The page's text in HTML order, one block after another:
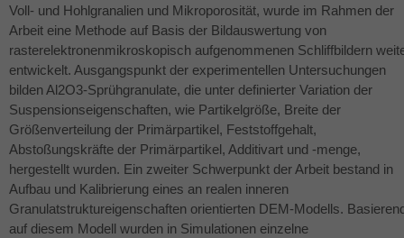
Voll- und Hohlgranalien und Mikroporosität, wurde im Rahmen der
Arbeit eine Methode auf Basis der Bildauswertung von
rasterelektronenmikroskopisch aufgenommenen Schliffbildern
entwickelt. Ausgangspunkt der experimentellen Untersuchungen
bilden Al2O3-Sprühgranulate, die unter definierter Variation der
Suspensionseigenschaften, wie Partikelgröße, Breite der
Größenverteilung der Primärpartikel, Feststoffgehalt,
Abstoßungskräfte der Primärpartikel, Additivart und -menge,
hergestellt wurden. Ein zweiter Schwerpunkt der Arbeit bestand in
Aufbau und Kalibrierung eines an realen inneren
Granulatstruktureigenschaften orientierten DEM-Modells.
auf diesem Modell wurden in Simulationen einzelne